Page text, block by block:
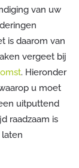
van uw
is daarom van
vergeet bij
. Hieronder
u moet
uitputtend
raadzaam is